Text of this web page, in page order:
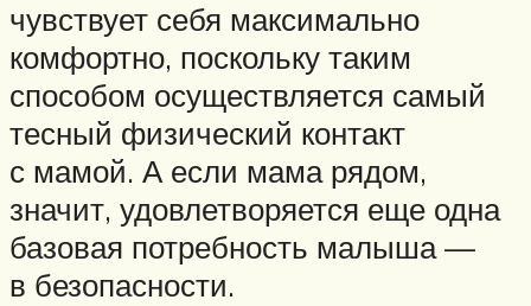
чувствует себя максимально
комфортно, поскольку таким
способом осуществляется самый
тесный физический контакт
с мамой. А если мама рядом,
значит, удовлетворяется еще одна
базовая потребность малыша —
в безопасности.